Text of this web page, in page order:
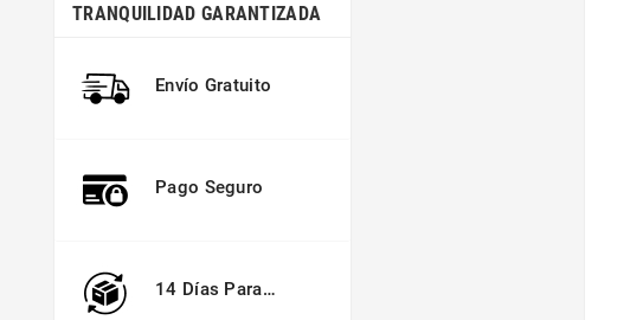
TRANQUILIDAD GARANTIZADA
Envío Gratuito
Pago Seguro
14 Días Para